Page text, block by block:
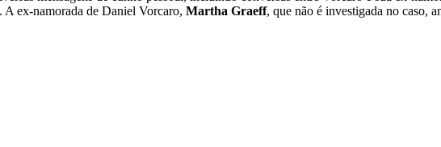
A ex-namorada de Daniel Vorcaro, Martha Graeff, que não é investigada no caso,